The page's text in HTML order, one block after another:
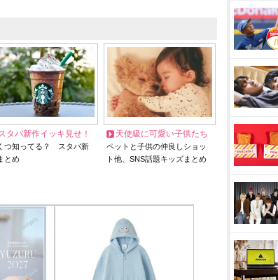
タバ新作イッキ見せ！
つ知ってる？ スタバ新
とめ
天使級に可愛い子供たち
ペットと子供の仲良しショッ
ト他、SNS話題キッズまとめ